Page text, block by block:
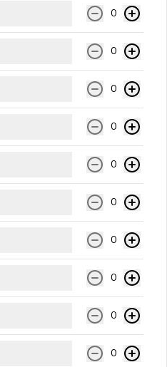
Angus de origen Americano
angus, queso cheddar, cebolla
pepinillos y salsa golf.
angus, queso cheddar, lechuga,
cebolla cruda y salsa golf.
angus, palta, tomate y
0
0
0
0
0
0
0
0
0
0